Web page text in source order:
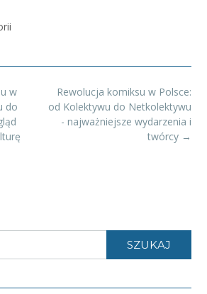
Rewolucja komiksu w Polsce:
od Kolektywu do Netkolektywu
- najważniejsze wydarzenia i
twórcy →
w
do
SZUKAJ